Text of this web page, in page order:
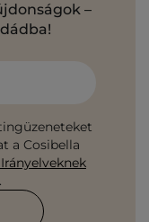
–
a Cosibella